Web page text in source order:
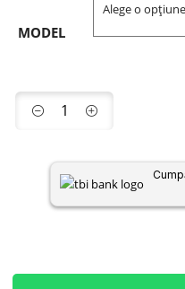
MODEL